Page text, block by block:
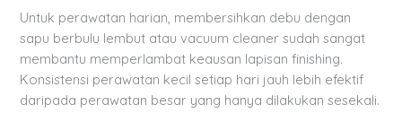
Untuk perawatan harian, membersihkan debu dengan
sapu berbulu lembut atau vacuum cleaner sudah sangat
membantu memperlambat keausan lapisan finishing.
Konsistensi perawatan kecil setiap hari jauh lebih efektif
daripada perawatan besar yang hanya dilakukan sesekali.